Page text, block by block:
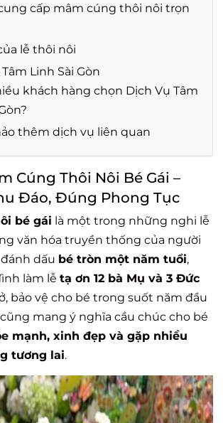
cấp mâm cúng thôi nôi trọn
lễ thôi nôi
Linh Sài Gòn
khách hàng chọn Dịch Vụ Tâm
thêm dịch vụ liên quan
Cúng Thôi Nôi Bé Gái –
Đáo, Đúng Phong Tục
bé gái là một trong những nghi lễ
văn hóa truyền thống của người
dấu bé tròn một năm tuổi,
làm lễ tạ ơn 12 bà Mụ và 3 Đức
bảo vệ cho bé trong suốt năm đầu
mang ý nghĩa cầu chúc cho bé
mạnh, xinh đẹp và gặp nhiều
tương lai.